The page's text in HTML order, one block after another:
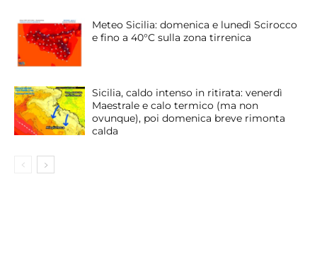
Meteo Sicilia: domenica e lunedì Scirocco
e fino a 40°C sulla zona tirrenica
Sicilia, caldo intenso in ritirata: venerdì
Maestrale e calo termico (ma non
ovunque), poi domenica breve rimonta
calda